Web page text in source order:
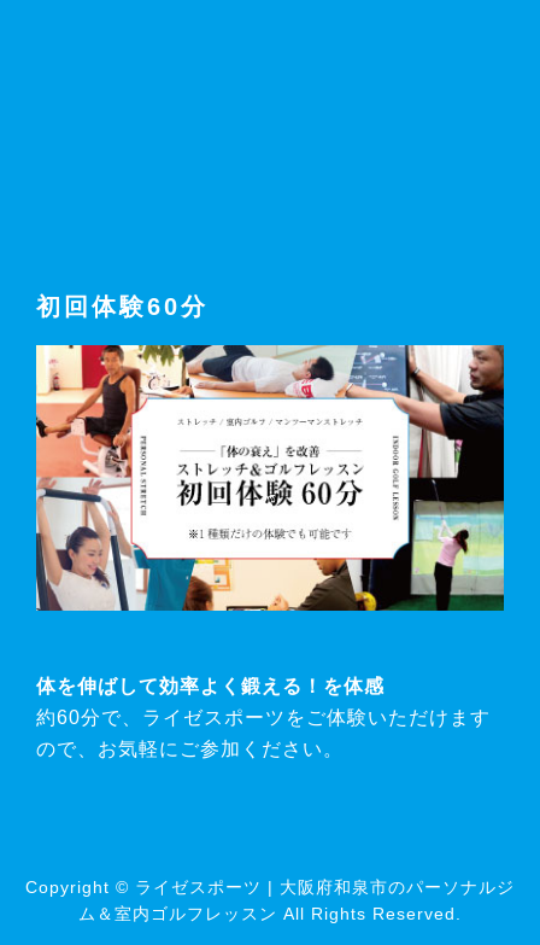
初回体験60分
体を伸ばして効率よく鍛える！を体感
約60分で、ライゼスポーツをご体験いただけます
ので、お気軽にご参加ください。
Copyright © ライゼスポーツ | 大阪府和泉市のパーソナルジ
ム＆室内ゴルフレッスン All Rights Reserved.